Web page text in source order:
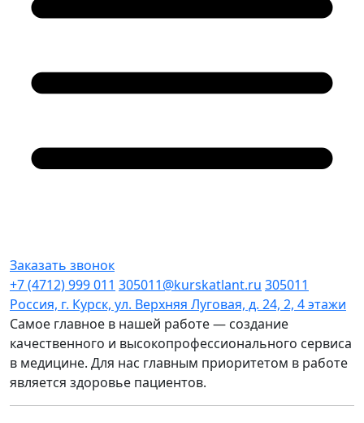
Заказать звонок
+7 (4712) 999 011 305011@kurskatlant.ru 305011
Россия, г. Курск, ул. Верхняя Луговая, д. 24, 2, 4 этажи
Самое главное в нашей работе — создание
качественного и высокопрофессионального сервиса
в медицине. Для нас главным приоритетом в работе
является здоровье пациентов.